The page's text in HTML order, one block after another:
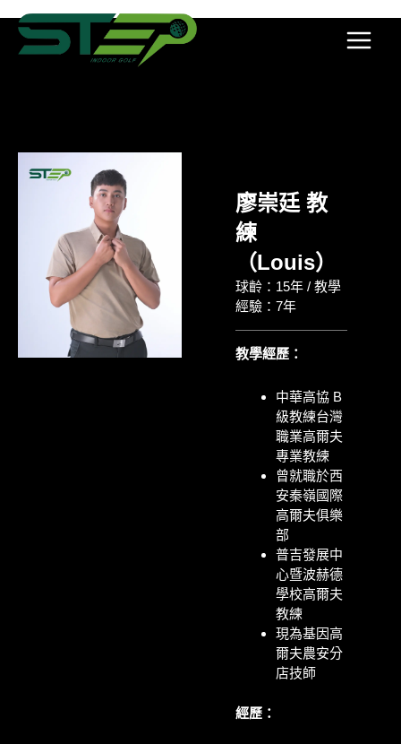
Main
Menu
廖崇廷 教
練
（Louis）
球齡：15年 / 教學
經驗：7年
教學經歷：
中華高協 B
級教練台灣
職業高爾夫
專業教練
曾就職於西
安秦嶺國際
高爾夫俱樂
部
普吉發展中
心暨波赫德
學校高爾夫
教練
現為基因高
爾夫農安分
店技師
經歷：